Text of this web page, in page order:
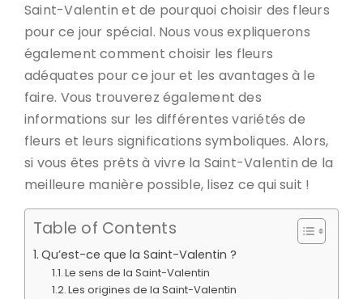
Saint-Valentin et de pourquoi choisir des fleurs
pour ce jour spécial. Nous vous expliquerons
également comment choisir les fleurs
adéquates pour ce jour et les avantages à le
faire. Vous trouverez également des
informations sur les différentes variétés de
fleurs et leurs significations symboliques. Alors,
si vous êtes prêts à vivre la Saint-Valentin de la
meilleure manière possible, lisez ce qui suit !
Table of Contents
Qu’est-ce que la Saint-Valentin ?
Le sens de la Saint-Valentin
Les origines de la Saint-Valentin